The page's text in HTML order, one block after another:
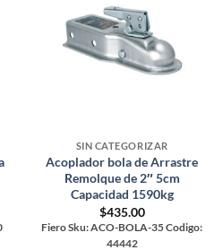
SIN CATEGORIZAR
Acoplador bola de Arrastre
Remolque de 2″ 5cm
Capacidad 1590kg
$435.00
Fiero Sku: ACO-BOLA-35 Codigo:
44442